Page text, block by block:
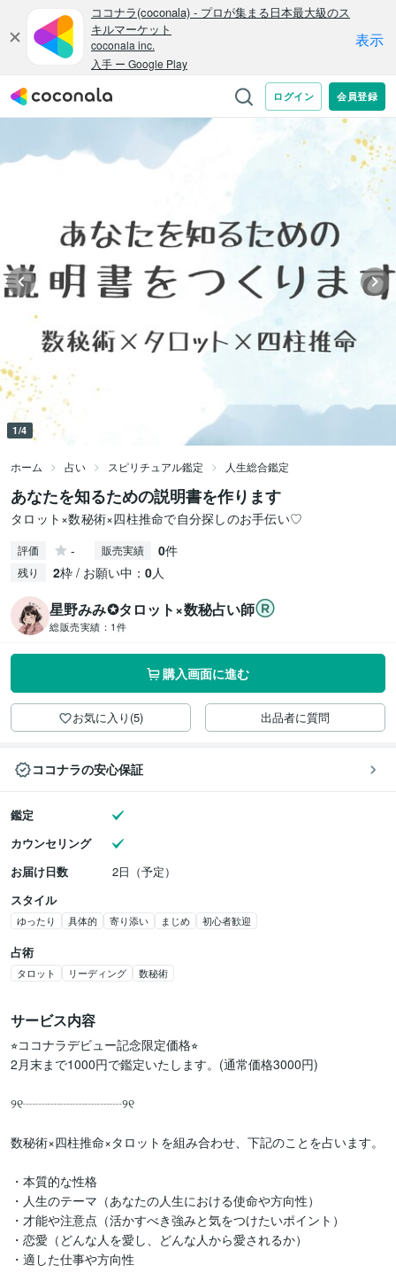
1/4
ホーム 占い スピリチュアル鑑定 人生総合鑑定
あなたを知るための説明書を作ります
タロット×数秘術×四柱推命で自分探しのお手伝い♡
評価 - 販売実績 0件
残り 2枠 / お願い中： 0人
星野みみ✪タロット×数秘占い師
総販売実績： 1件
購入画面に進む
お気に入り(5) 出品者に質問
ココナラの安心保証
鑑定
カウンセリング
お届け日数
2日（予定）
スタイル
ゆったり 具体的 寄り添い まじめ 初心者歓迎
占術
タロット リーディング 数秘術
サービス内容
⭐︎ココナラデビュー記念限定価格⭐︎
2月末まで1000円で鑑定いたします。(通常価格3000円)
୨୧┈┈┈┈┈┈┈┈୨୧
数秘術×四柱推命×タロットを組み合わせ、下記のことを占います。
・本質的な性格
・人生のテーマ（あなたの人生における使命や方向性）
・才能や注意点（活かすべき強みと気をつけたいポイント）
・恋愛（どんな人を愛し、どんな人から愛されるか）
・適した仕事や方向性